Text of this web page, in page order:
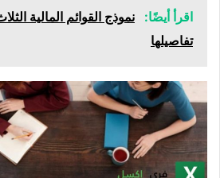
اقرأ أيضًا:
نموذج القوائم المالية
تفاصيلها